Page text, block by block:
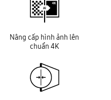
Nâng cấp hình ảnh lên
chuẩn 4K